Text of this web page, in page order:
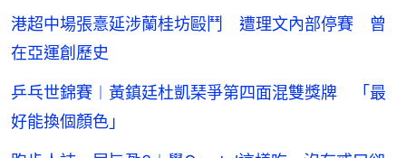
港超中場張憙延涉蘭桂坊毆鬥 遭理文內部停賽 曾
在亞運創歷史
乒乓世錦賽︱黃鎮廷杜凱琹爭第四面混雙獎牌 「最
好能換個顏色」